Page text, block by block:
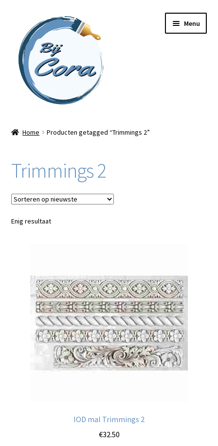
naar
navigatie
inhoud
Menu
Online cursussen
Shop
Blog / DIY / Tutorials
Contact
Home Producten getagged “Trimmings 2”
Trimmings 2
Enig resultaat
IOD mal Trimmings 2
€32.50